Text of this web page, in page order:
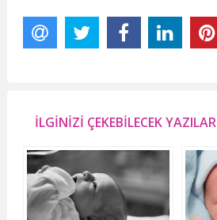
İLGİNİZİ ÇEKEBİLECEK YAZILAR